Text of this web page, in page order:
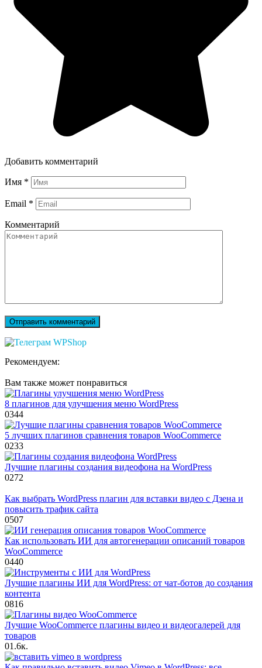
Добавить комментарий
Имя *
Email *
Комментарий
Рекомендуем:
Вам также может понравиться
8 плагинов для улучшения меню WordPress
0344
5 лучших плагинов сравнения товаров WooCommerce
0233
Лучшие плагины создания видеофона на WordPress
0272
Как выбрать WordPress плагин для вставки видео с Дзена и
повысить трафик сайта
0507
Как использовать ИИ для автогенерации описаний товаров
WooCommerce
0440
Лучшие плагины ИИ для WordPress: от чат-ботов до создания
контента
0816
Лучшие WooCommerce плагины видео и видеогалерей для
товаров
01.6к.